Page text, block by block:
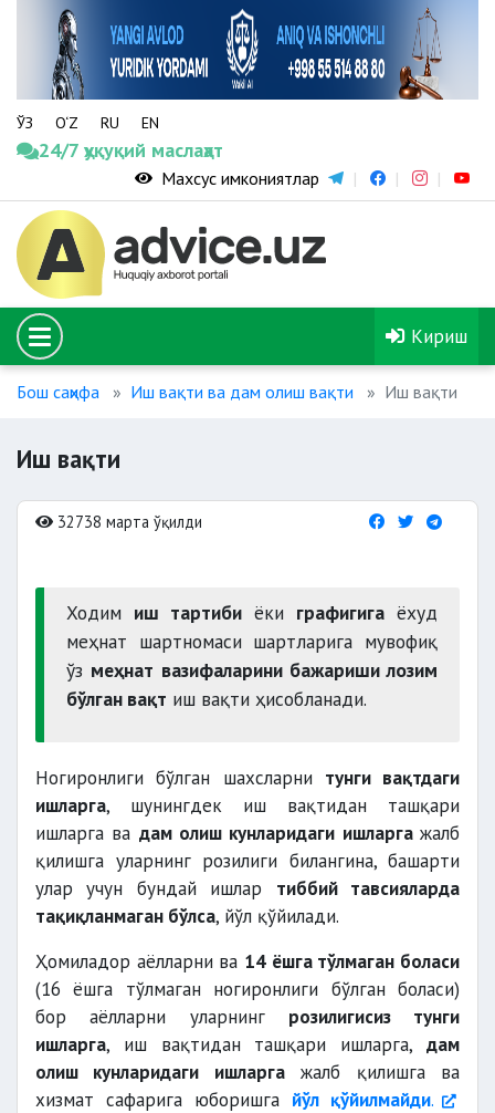
ЎЗ O‘Z RU EN
24/7 ҳуқуқий маслаҳат
Махсус имкониятлар
Кириш
Бош саҳифа Иш вақти ва дам олиш вақти Иш вақти
Иш вақти
32738 марта ўқилди
Ходим иш тартиби ёки графигигаёхуд
меҳнат шартномаси шартларига мувофиқ
ўз меҳнат вазифаларини бажариши лозим
бўлган вақт иш вақти ҳисобланади.
Ногиронлиги бўлган шахсларни тунги вақтдаги
ишларга,
шунингдек иш вақтидан ташқари
ишларга ва дам олиш кунларидаги ишларгажалб
қилишга уларнинг розилиги билангина, башарти
улар учун бундай ишлар тиббий тавсияларда
тақиқланмаган бўлса, йўл қўйилади.
Ҳомиладор аёлларни ва 14 ёшга тўлмаган боласи
(16 ёшга тўлмаган ногиронлиги бўлган боласи)
бор аёлларни уларнинг розилигисиз тунги
ишларга, иш вақтидан ташқари ишларга, дам
олиш кунларидаги ишларгажалб қилишга ва
хизмат сафарига юборишга йўл қўйилмайди.